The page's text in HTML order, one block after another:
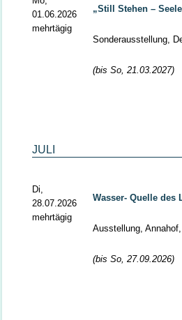
01.06.2026
mehrtägig
„Still Stehen –
Sonderausstellung,
(bis So, 21.03.2027)
JULI
Di,
28.07.2026
mehrtägig
Wasser- Quelle des
Ausstellung,
(bis So, 27.09.2026)